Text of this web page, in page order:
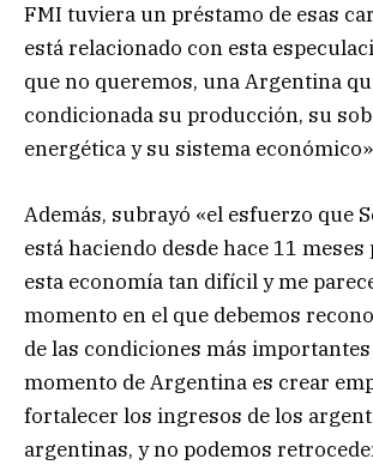
FMI tuviera un préstamo de esas
está relacionado con esta
que no queremos, una Argentina
condicionada su producción, su
energética y su sistema
Además, subrayó «el esfuerzo que
está haciendo desde hace 11
esta economía tan difícil y me
momento en el que debemos
de las condiciones más
momento de Argentina es crear
fortalecer los ingresos de los
argentinas, y no podemos